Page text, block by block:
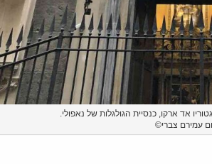
אד ארקו, כנסיית הגולגלות של נאפולי.
עמירם צברי©